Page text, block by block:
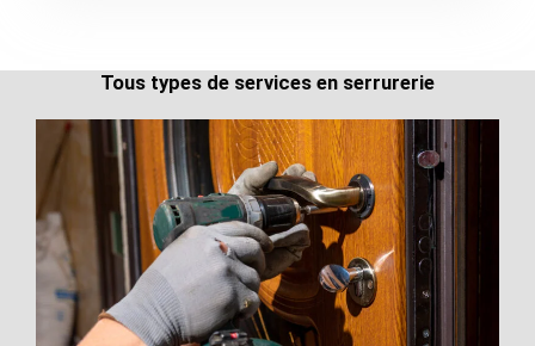
Tous types de services en serrurerie